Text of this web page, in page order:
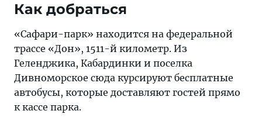
Как добраться
«Сафари-парк» находится на федеральной
трассе «Дон», 1511-й километр. Из
Геленджика, Кабардинки и поселка
Дивноморское сюда курсируют бесплатные
автобусы, которые доставляют гостей прямо
к кассе парка.